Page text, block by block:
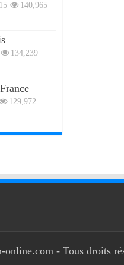
140,965
134,239
129,972
- Tous droits